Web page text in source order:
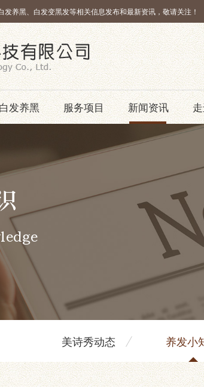
养黑、白发变黑发等相关信息发布和最新资讯，敬请关注！
发养黑 服务项目 新闻资讯
美诗秀动态 养发小